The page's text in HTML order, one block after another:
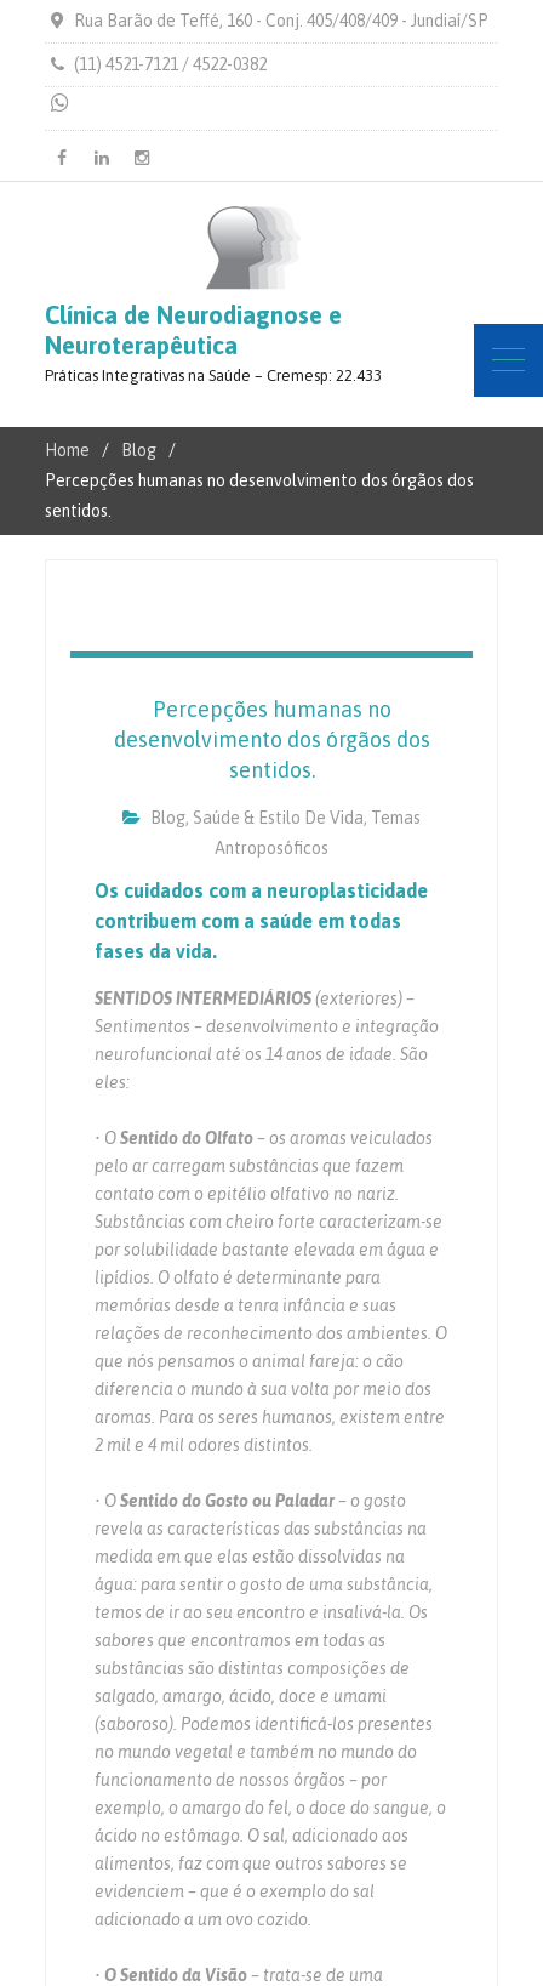
Rua Barão de Teffé, 160 - Conj. 405/408/409 - Jundiaí/SP
(11) 4521-7121 / 4522-0382
Facebook
LinkedinInstagram
Clínica de Neurodiagnose e
Neuroterapêutica
Práticas Integrativas na Saúde – Cremesp: 22.433
Home
Blog
Percepções humanas no desenvolvimento dos órgãos dos
sentidos.
Percepções humanas no
desenvolvimento dos órgãos dos
sentidos.
Blog, Saúde & Estilo De Vida, Temas
Antroposóficos
Os cuidados com a neuroplasticidade
contribuem com a saúde em todas
fases da vida.
SENTIDOS INTERMEDIÁRIOS(exteriores) –
Sentimentos – desenvolvimento e integração
neurofuncional até os 14 anos de idade. São
eles:
• OSentido do Olfato– os aromas veiculados
pelo ar carregam substâncias que fazem
contato com o epitélio olfativo no nariz.
Substâncias com cheiro forte caracterizam-se
por solubilidade bastante elevada em água e
lipídios. O olfato é determinante para
memórias desde a tenra infância e suas
relações de reconhecimento dos ambientes. O
que nós pensamos o animal fareja: o cão
diferencia o mundo à sua volta por meio dos
aromas. Para os seres humanos, existem entre
2 mil e 4 mil odores distintos.
• OSentido do Gosto ou Paladar– o gosto
revela as características das substâncias na
medida em que elas estão dissolvidas na
água: para sentir o gosto de uma substância,
temos de ir ao seu encontro e insalivá-la. Os
sabores que encontramos em todas as
substâncias são distintas composições de
salgado, amargo, ácido, doce e umami
(saboroso). Podemos identificá-los presentes
no mundo vegetal e também no mundo do
funcionamento de nossos órgãos – por
exemplo, o amargo do fel, o doce do sangue, o
ácido no estômago. O sal, adicionado aos
alimentos, faz com que outros sabores se
evidenciem – que é o exemplo do sal
adicionado a um ovo cozido.
•O Sentido da Visão– trata-se de uma